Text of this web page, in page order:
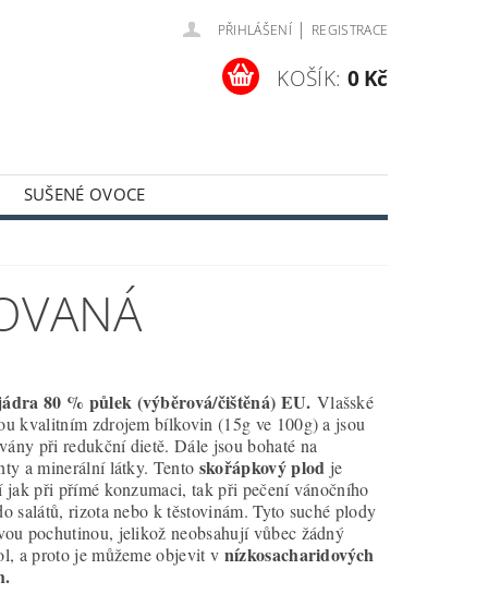
PŘIHLÁŠENÍ | REGISTRACE
KOŠÍK: 0 Kč
SUŠENÉ OVOCE
80 % půlek (výběrová/čištěná) EU. Vlašské
kvalitním zdrojem bílkovin (15g ve 100g) a jsou
při redukční dietě. Dále jsou bohaté na
a minerální látky. Tento skořápkový plod je
při přímé konzumaci, tak při pečení vánočního
salátů, rizota nebo k těstovinám. Tyto suché plody
pochutinou, jelikož neobsahují vůbec žádný
a proto je můžeme objevit v nízkosacharidových